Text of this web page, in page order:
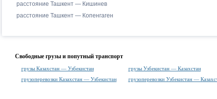
расстояние Ташкент — Кишинев
расстояние Ташкент — Копенгаген
Свободные грузы и попутный транспорт
грузы Казахстан — Узбекистан
грузы Узбекистан — Казахстан
грузоперевозки Казахстан — Узбекистан
грузоперевозки Узбекистан —